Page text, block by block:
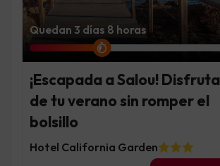
Quedan 3 días 8 horas
¡Escapada a Salou! Disfruta
de tu verano sin romper el
bolsillo
Hotel California Garden